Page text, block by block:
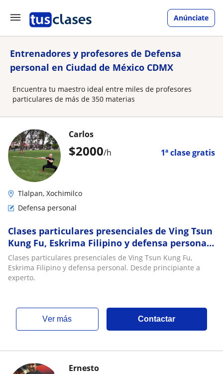
Anúnciate
Entrenadores y profesores de Defensa
personal en Ciudad de México CDMX
Encuentra tu maestro ideal entre miles de profesores
particulares de más de 350 materias
$2000/h 1ª clase gratis
Carlos
Tlalpan, Xochimilco
Defensa personal
Clases particulares presenciales de Ving Tsun
Kung Fu, Eskrima Filipino y defensa personal.
Desde principiante a experto
Clases particulares presenciales de Ving Tsun Kung Fu,
Eskrima Filipino y defensa personal. Desde principiante a
experto.
ver más Contactar
Ernesto